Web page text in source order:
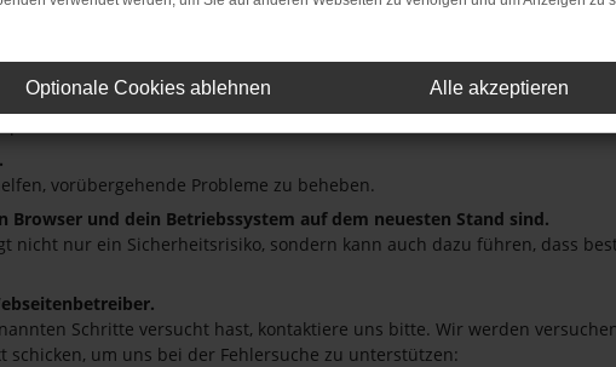
und deine Internetverbindung.
wie Werbeblocker, können das Laden bestimmter Seiten verhindern.
vorübergehende Probleme zu beheben.
Browser und dein Betriebssystem auf dem neuesten Stand sind.
nicht nur ein Sicherheitsrisiko, sondern kann auch dazu führen, dass
Schritte versucht hast, kontaktiere uns bitte. Wir werden
schicken, um uns bei der Fehlersuche zu unterstützen:
Optionale Cookies ablehnen Alle akzeptieren